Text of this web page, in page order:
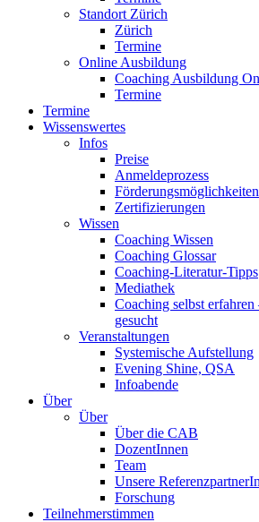
Standort Zürich
Zürich
Termine
Online Ausbildung
Coaching Ausbildung
Termine
Termine
Wissenswertes
Infos
Preise
Anmeldeprozess
Förderungsmöglichkeiten
Zertifizierungen
Wissen
Coaching Wissen
Coaching Glossar
Coaching-Literatur-Tipps
Mediathek
Coaching selbst
gesucht
Veranstaltungen
Systemische Aufstellung
Evening Shine, QSA
Infoabende
Über
Über
Über die CAB
DozentInnen
Team
Unsere
Forschung
Teilnehmerstimmen